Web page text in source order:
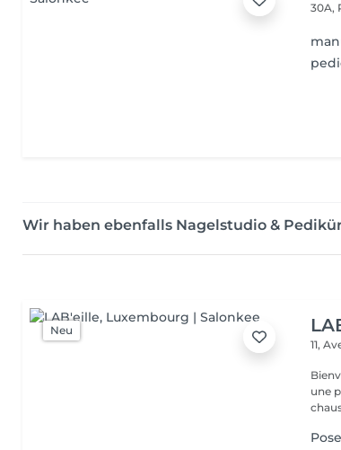
30A,
Wir haben ebenfalls Nagelstudio &
Neu
11,
une